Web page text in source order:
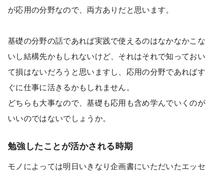
が応用の分野なので、両方ありだと思います。
基礎の分野の話であれば実践で使えるのはなかなかこな
いし結構先かもしれないけど、それはそれで知っておい
て損はないだろうと思いますし、応用の分野であればす
ぐに仕事に活きるかもしれません。
どちらも大事なので、基礎も応用も含め学んでいくのが
いいのではないでしょうか。
勉強したことが活かされる時期
モノによっては明日いきなり企画書にいただいたエッセ